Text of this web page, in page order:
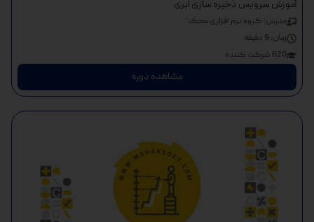
آموزش سرویس ذخیره سازی ابری
مدرس: گروه نرم افزاری محک
زمان: 9 دقیقه
620 شرکت کننده
مشاهده دوره